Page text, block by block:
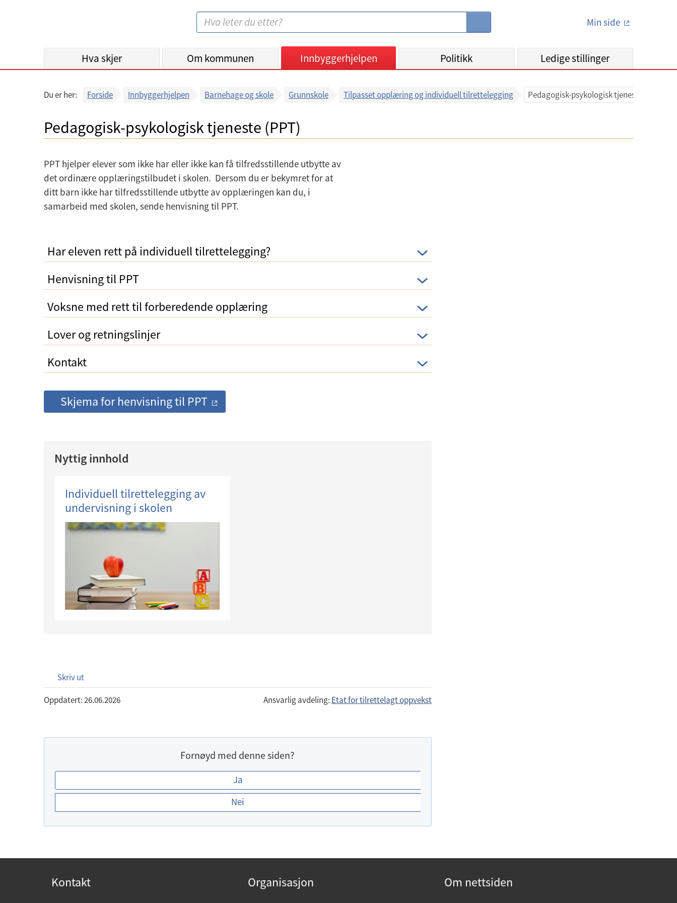
e
k
m
m
n
e
ø
k
:
S
Min side
Hva skjer Om kommunen Innbyggerhjelpen Politikk Ledige stillinger
Du er her: Forside Innbyggerhjelpen Barnehage og skole Grunnskole Tilpasset opplæring og individuell tilrettelegging Pedagogisk-psykologisk tjeneste (PPT)
Pedagogisk-psykologisk tjeneste (PPT)
PPT hjelper elever som ikke har eller ikke kan få tilfredsstillende utbytte av
det ordinære opplæringstilbudet i skolen. Dersom du er bekymret for at
ditt barn ikke har tilfredsstillende utbytte av opplæringen kan du, i
samarbeid med skolen, sende henvisning til PPT.
Har eleven rett på individuell tilrettelegging?
Henvisning til PPT
Voksne med rett til forberedende opplæring
Lover og retningslinjer
Kontakt
Skjema for henvisning til PPT
Nyttig innhold
Individuell tilrettelegging av
undervisning i skolen
Skriv ut
Oppdatert: 26.06.2026 Ansvarlig avdeling: Etat for tilrettelagt oppvekst
Fornøyd med denne siden?
E
r
r
n
ø
Ja
Nei
Kontakt Organisasjon Om nettsiden